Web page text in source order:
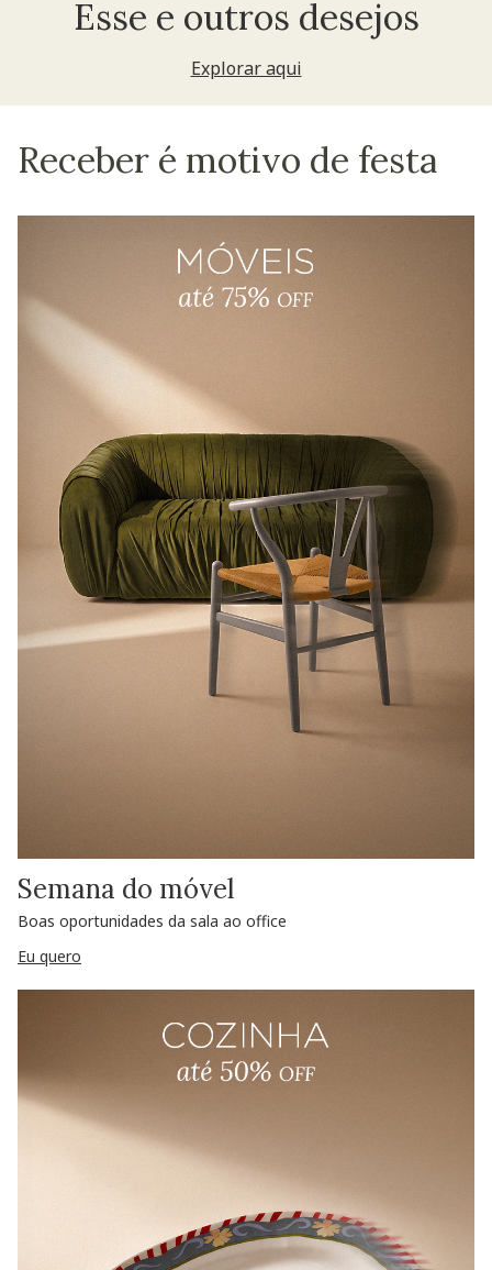
Esse e outros desejos
Explorar aqui
Receber é motivo de festa
Semana do móvel
Boas oportunidades da sala ao office
Eu quero